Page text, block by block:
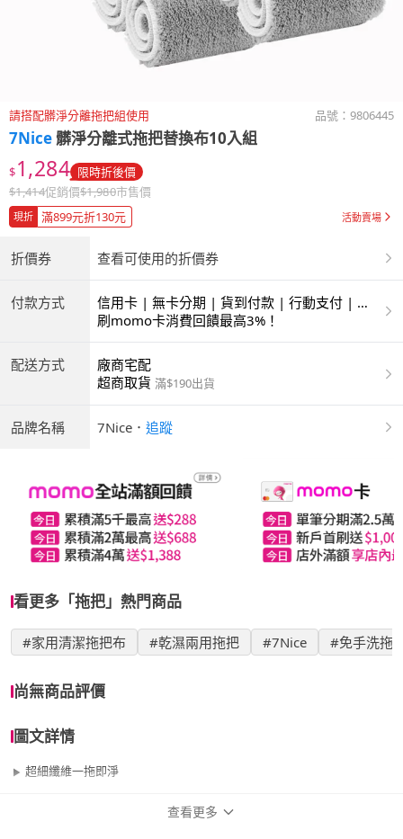
請搭配髒淨分離拖把組使用 品號： 9806445
7Nice 髒淨分離式拖把替換布10入組
$1,284 限時折後價
$1,414促銷價$1,980市售價
現折 滿899元折130元 活動賣場
折價券 查看可使用的折價券
付款方式
信用卡 | 無卡分期 | 貨到付款 | 行動支付 | 超
商付款 | ATM | 銀聯卡
刷momo卡消費回饋最高3%！
配送方式
廠商宅配
超商取貨 滿$190出貨
品牌名稱 7Nice ． 追蹤
看更多「拖把」熱門商品
#家用清潔拖把布 #乾濕兩用拖把 #7Nice #免手洗拖
尚無商品評價
圖文詳情
超細纖維一拖即淨
查看更多